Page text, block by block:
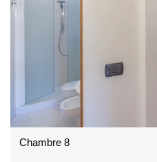
Chambre 8